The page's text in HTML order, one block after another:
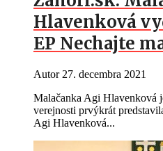
Hlavenková
EP Nechajte
Autor 27. decembra 2021
Malačanka Agi Hlavenková
verejnosti prvýkrát
Agi Hlavenková...